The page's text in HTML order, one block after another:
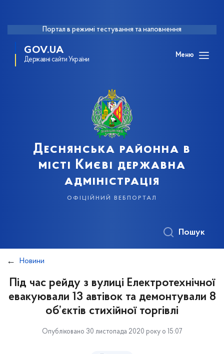
Портал в режимі тестування та наповнення
GOV.UA
Державні сайти України
Меню
Деснянська районна в
місті Києві державна
адміністрація
офіційний вебпортал
Пошук
Новини
Під час рейду з вулиці Електротехнічної
евакуювали 13 автівок та демонтували 8
об’єктів стихійної торгівлі
Опубліковано 30 листопада 2020 року о 15:07